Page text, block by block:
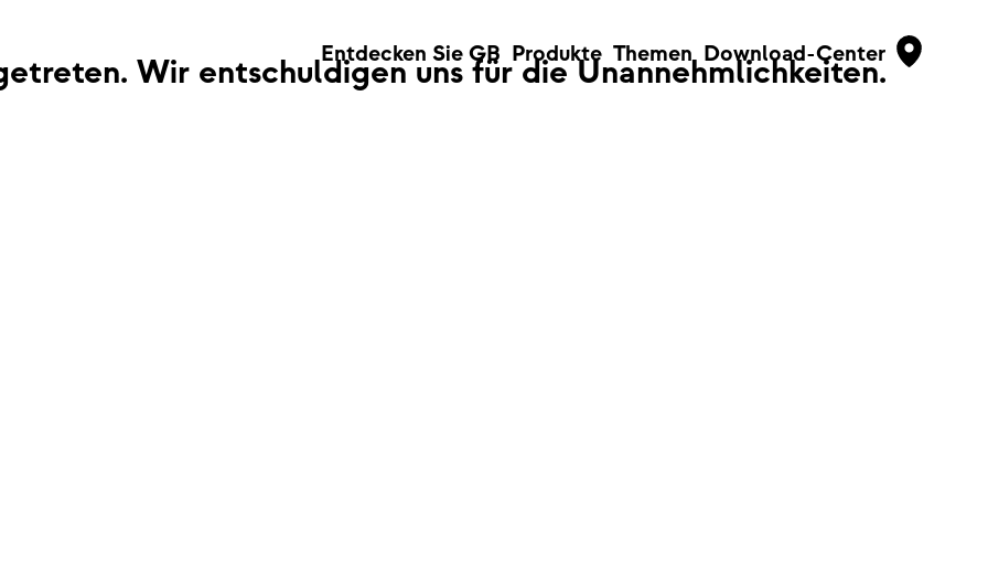
Entdecken Sie GB Produkte Themen Download-Center
Wir entschuldigen uns für die Unannehmlichkeiten.